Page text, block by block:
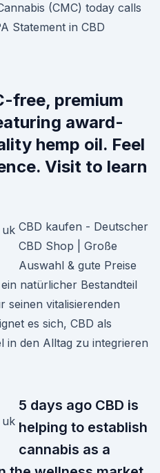
(CMC) today calls
Statement in CBD
free, premium
award-
hemp oil. Feel
Visit to learn
CBD kaufen - Deutscher
CBD Shop | Große
Auswahl & gute Preise
natürlicher Bestandteil
vitalisierenden
es sich, CBD als
in den Alltag zu integrieren
5 days ago CBD is
helping to establish
cannabis as a